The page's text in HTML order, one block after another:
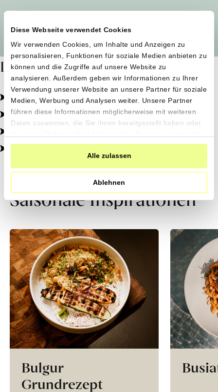
Diese Webseite verwendet Cookies
Wir verwenden Cookies, um Inhalte und Anzeigen zu
personalisieren, Funktionen für soziale Medien anbieten zu
können und die Zugriffe auf unsere Website zu
analysieren. Außerdem geben wir Informationen zu Ihrer
Verwendung unserer Website an unsere Partner für soziale
Medien, Werbung und Analysen weiter. Unsere Partner
führen diese Informationen möglicherweise mit weiteren
Daten zusammen, die Sie ihnen bereitgestellt haben oder
haben.
Alle zulassen
Ablehnen
Dafür stehen wir
Pestizidfrei angebaut, schonend verarbeitet.
Natürliche Zutaten, echter Geschmack.
Von kleinen Höfen, direkt zu dir.
100% transparent, 0% Zusatzstoffe.
Saisonale Inspirationen
Bulgur
Grundrezept